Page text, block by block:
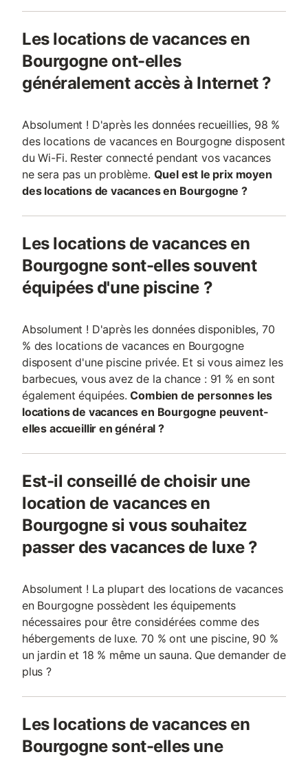
Les locations de vacances en
Bourgogne ont-elles
généralement accès à Internet ?
Absolument ! D'après les données recueillies, 98 %
des locations de vacances en Bourgogne disposent
du Wi-Fi. Rester connecté pendant vos vacances
ne sera pas un problème. Quel est le prix moyen
des locations de vacances en Bourgogne ?
Les locations de vacances en
Bourgogne sont-elles souvent
équipées d'une piscine ?
Absolument ! D'après les données disponibles, 70
% des locations de vacances en Bourgogne
disposent d'une piscine privée. Et si vous aimez les
barbecues, vous avez de la chance : 91 % en sont
également équipées.Combien de personnes les
locations de vacances en Bourgogne peuvent-
elles accueillir en général ?
Est-il conseillé de choisir une
location de vacances en
Bourgogne si vous souhaitez
passer des vacances de luxe ?
Absolument ! La plupart des locations de vacances
en Bourgogne possèdent les équipements
nécessaires pour être considérées comme des
hébergements de luxe. 70 % ont une piscine, 90 %
un jardin et 18 % même un sauna. Que demander de
plus ?
Les locations de vacances en
Bourgogne sont-elles une